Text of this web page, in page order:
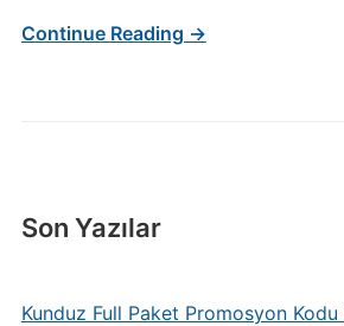
Son Yazılar
Kunduz Full Paket Promosyon Kodu
Continue Reading →